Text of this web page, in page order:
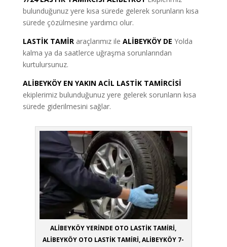
bulunduğunuz yere kısa sürede gelerek sorunların kısa
sürede çözülmesine yardımcı olur.
LASTİK TAMİRaraçlarımız ile ALİBEYKÖY DE Yolda
kalma ya da saatlerce uğraşma sorunlarından
kurtulursunuz.
ALİBEYKÖY EN YAKIN ACİL LASTİK TAMİRCİSİ
ekiplerimiz bulunduğunuz yere gelerek sorunların kısa
sürede giderilmesini sağlar.
ALİBEYKÖY YERİNDE OTO LASTİK TAMİRİ,
ALİBEYKÖY OTO LASTİK TAMİRİ, ALİBEYKÖY 7-